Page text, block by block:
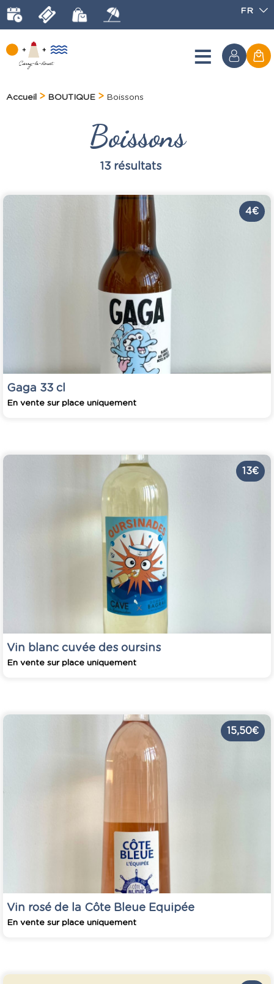
FR
Accueil BOUTIQUE Boissons
Boissons
13 résultats
Gaga 33 cl
En vente sur place uniquement
4 €
Vin blanc cuvée des oursins
En vente sur place uniquement
13 €
Vin rosé de la Côte Bleue Equipée
En vente sur place uniquement
15,50 €